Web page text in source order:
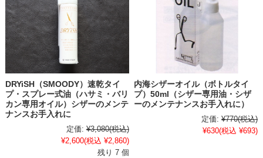
DRYiSH（SMOODY）速乾タイ
プ・スプレー式油（ハサミ・バリ
カン専用オイル）シザーのメンテ
ナンスお手入れに
定価: ¥3,080(税込)
¥2,600(税込 ¥2,860)
残り 7 個
内海シザーオイル（ボトルタイ
プ）50ml（シザー専用油・シザ
ーのメンテナンスお手入れに）
定価: ¥770(税込)
¥630(税込 ¥693)